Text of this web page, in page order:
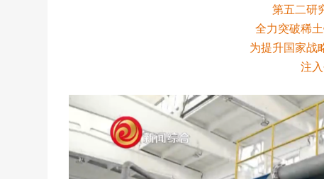
第五二研
全力突破稀
为提升国家战
注